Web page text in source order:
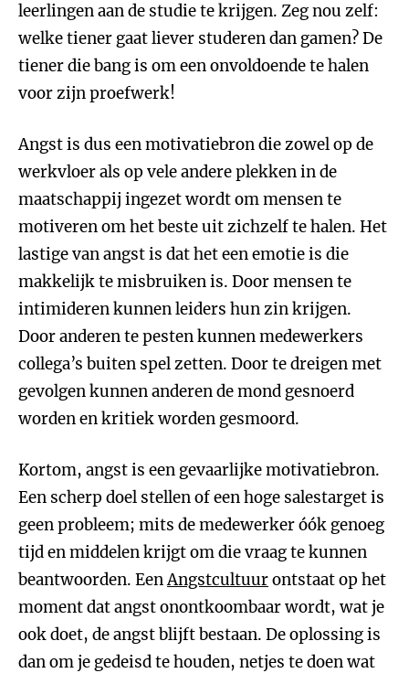
leerlingen aan de studie te krijgen. Zeg nou zelf:
welke tiener gaat liever studeren dan gamen? De
tiener die bang is om een onvoldoende te halen
voor zijn proefwerk!
Angst is dus een motivatiebron die zowel op de
werkvloer als op vele andere plekken in de
maatschappij ingezet wordt om mensen te
motiveren om het beste uit zichzelf te halen. Het
lastige van angst is dat het een emotie is die
makkelijk te misbruiken is. Door mensen te
intimideren kunnen leiders hun zin krijgen.
Door anderen te pesten kunnen medewerkers
collega’s buiten spel zetten. Door te dreigen met
gevolgen kunnen anderen de mond gesnoerd
worden en kritiek worden gesmoord.
Kortom, angst is een gevaarlijke motivatiebron.
Een scherp doel stellen of een hoge salestarget is
geen probleem; mits de medewerker óók genoeg
tijd en middelen krijgt om die vraag te kunnen
beantwoorden. EenAngstcultuurontstaat op het
moment dat angst onontkoombaar wordt, wat je
ook doet, de angst blijft bestaan. De oplossing is
dan om je gedeisd te houden, netjes te doen wat